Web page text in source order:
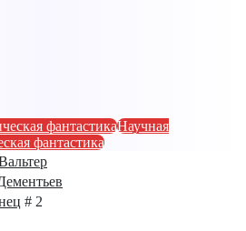
фантастикаНаучная
фантастика
# 2